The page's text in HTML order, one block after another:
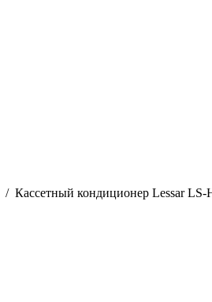
/ Кассетный кондиционер Lessar